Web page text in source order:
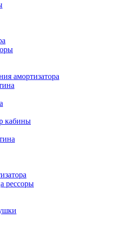
амортизатора
кабины
рессоры